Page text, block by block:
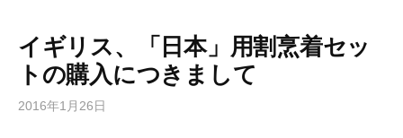
イギリス、「日本」用割烹着セッ
トの購入につきまして
2016年1月26日